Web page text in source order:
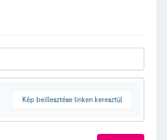
Kép beillesztése linken keresztül